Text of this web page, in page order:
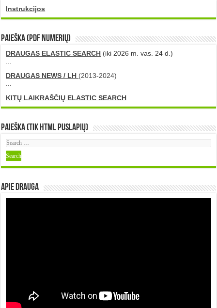
Instrukcijos
PAIEŠKA (PDF numerių)
DRAUGAS ELASTIC SEARCH (iki 2026 m. vas. 24 d.)
DRAUGAS NEWS / LH (2013-2024)
KITŲ LAIKRAŠČIŲ ELASTIC SEARCH
Paieška (tik HTML puslapių)
Apie DRAUGA